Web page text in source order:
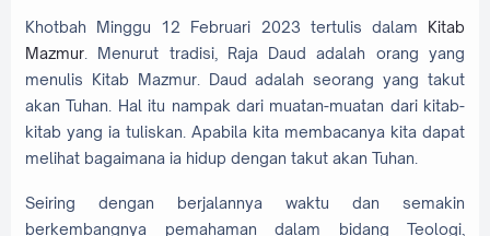
Khotbah Minggu 12 Februari 2023 tertulis dalam Kitab
Mazmur . Menurut tradisi, Raja Daud adalah orang yang
menulis Kitab Mazmur. Daud adalah seorang yang takut
akan Tuhan. Hal itu nampak dari muatan-muatan dari kitab-
kitab yang ia tuliskan. Apabila kita membacanya kita dapat
melihat bagaimana ia hidup dengan takut akan Tuhan.
Seiring dengan berjalannya waktu dan semakin
berkembangnya pemahaman dalam bidang Teologi,